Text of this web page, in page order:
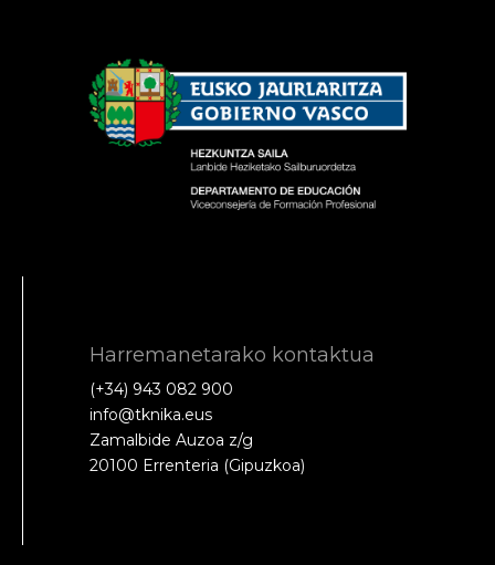
Harremanetarako kontaktua
(+34) 943 082 900
info@tknika.eus
Zamalbide Auzoa z/g
20100 Errenteria (Gipuzkoa)